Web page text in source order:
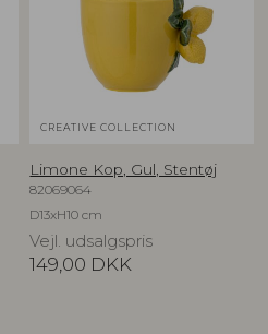
CREATIVE COLLECTION
Limone Kop, Gul, Stentøj
82069064
D13xH10 cm
Vejl. udsalgspris
149,00 DKK